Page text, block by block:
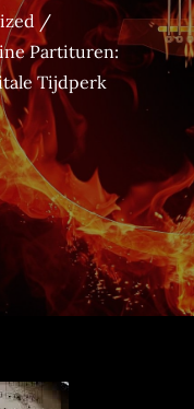
Partituren:
Tijdperk